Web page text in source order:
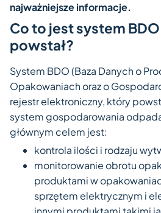
najważniejsze informacje.
Co to jest system
powstał?
System BDO (Baza Danych o
Opakowaniach oraz o
rejestr elektroniczny, który
system gospodarowania
głównym celem jest:
kontrola ilości i rodzaju
monitorowanie obrotu
produktami w
sprzętem elektrycznym i